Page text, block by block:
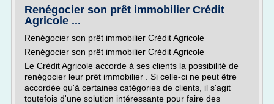
Renégocier son prêt immobilier Crédit
Agricole ...
Renégocier son prêt immobilier Crédit Agricole
Renégocier son prêt immobilier Crédit Agricole
Le Crédit Agricole accorde à ses clients la possibilité de
renégocier leur prêt immobilier . Si celle-ci ne peut être
accordée qu'à certaines catégories de clients, il s'agit
toutefois d'une solution intéressante pour faire des